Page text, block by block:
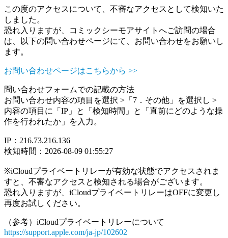
この度のアクセスについて、不審なアクセスとして検知いた
しました。
恐れ入りますが、コミックシーモアサイトへご訪問の場合
は、以下の問い合わせページにて、お問い合わせをお願いし
ます。
お問い合わせページはこちらから >>
問い合わせフォームでの記載の方法
お問い合わせ内容の項目を選択 >「7．その他」を選択し >
内容の項目に「IP」と「検知時間」と「直前にどのような操
作を行われたか」を入力。
IP：216.73.216.136
検知時間：2026-08-09 01:55:27
※iCloudプライベートリレーが有効な状態でアクセスされま
すと、不審なアクセスと検知される場合がございます。
恐れ入りますが、iCloudプライベートリレーはOFFに変更し
再度お試しください。
（参考）iCloudプライベートリレーについて
https://support.apple.com/ja-jp/102602